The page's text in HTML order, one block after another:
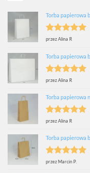
Torba papierowa
Oceniono
przez Alina R
Torba papierowa
Oceniono
przez Alina R
Torba papierowa
Oceniono
przez Alina R
Torba papierowa
Oceniono
przez Marcin P.